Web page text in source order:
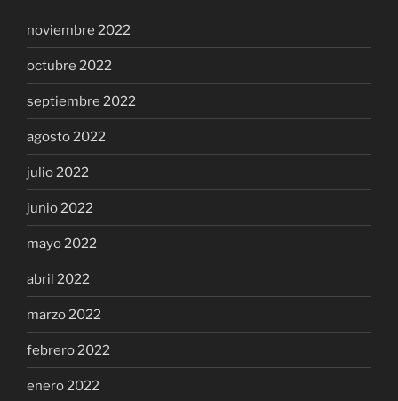
noviembre 2022
octubre 2022
septiembre 2022
agosto 2022
julio 2022
junio 2022
mayo 2022
abril 2022
marzo 2022
febrero 2022
enero 2022